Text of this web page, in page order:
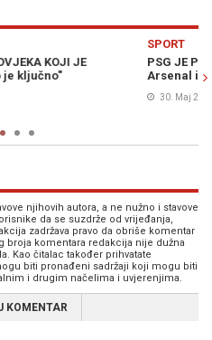
Parižani nakon penala
njihovih autora, a ne nužno i stavove
da se suzdrže od vrijeđanja,
zadržava pravo da obriše komentar
broja komentara redakcija nije dužna
Kao čitalac također prihvatate
biti pronađeni sadržaji koji mogu biti
i drugim načelima i uvjerenjima.
KOMENTAR